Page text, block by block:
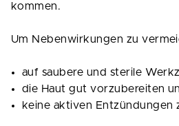
kommen.
Um Nebenwirkungen zu
auf saubere und sterile
die Haut gut vorzubereiten
keine aktiven Entzündungen